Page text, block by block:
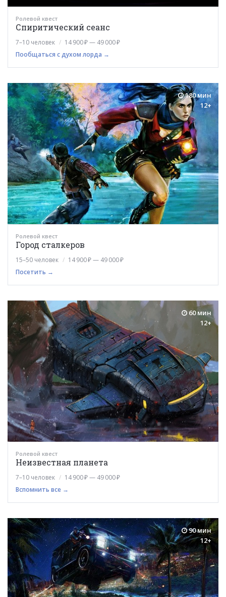
Ролевой квест
Спиритический сеанс
7–10 человек
14 900 ₽ — 49 000 ₽
Пообщаться с духом лорда →
180 мин
12+
Ролевой квест
Город сталкеров
15–50 человек
14 900 ₽ — 49 000 ₽
Посетить →
60 мин
12+
Ролевой квест
Неизвестная планета
7–10 человек
14 900 ₽ — 49 000 ₽
Вспомнить все →
90 мин
12+